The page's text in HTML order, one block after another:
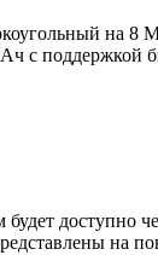
на 8
с
доступно
на